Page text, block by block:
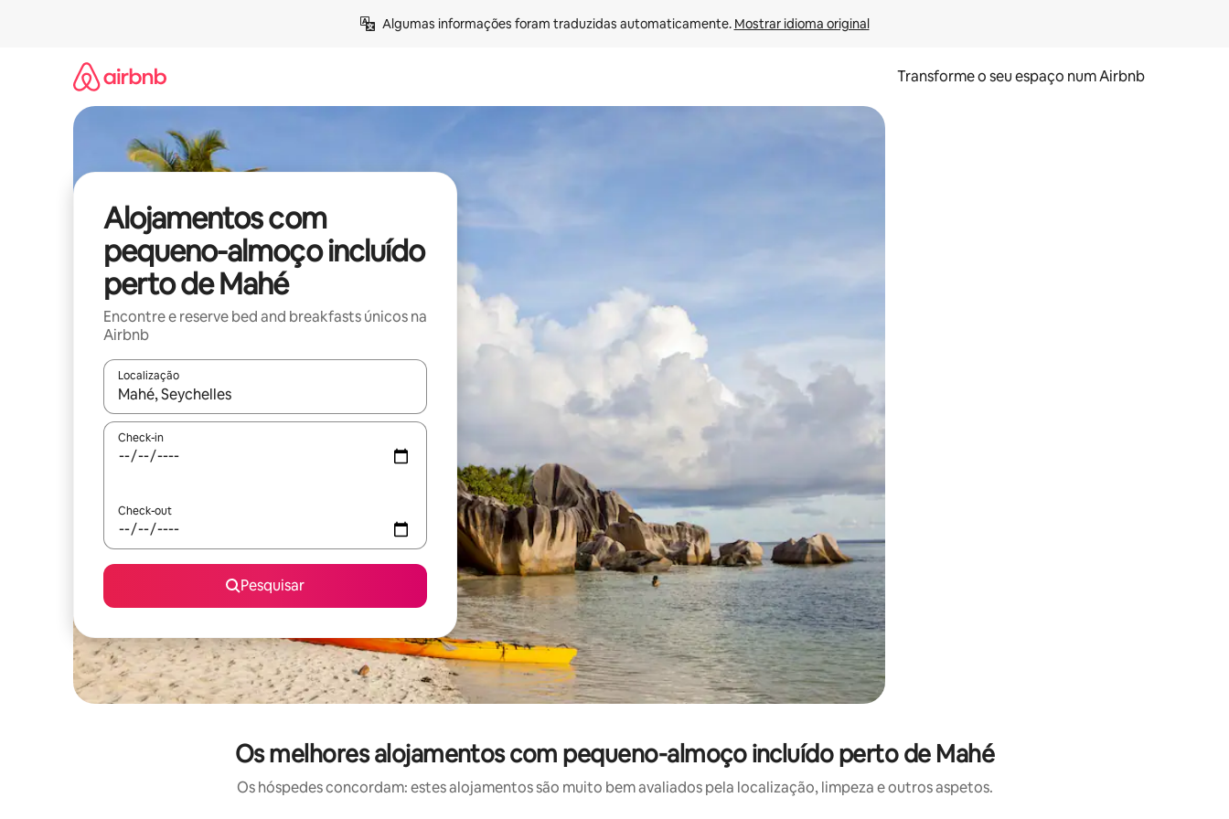
Algumas informações foram traduzidas automaticamente. Mostrar idioma original
Transforme o seu espaço num Airbnb
Alojamentos com
pequeno-almoço incluído
perto de Mahé
Encontre e reserve bed and breakfasts únicos na
Airbnb
Localização
Quando os resultados estiverem disponíveis, navegue com as teclas de seta para cima e para baixo ou explore com gestos de toque ou deslize.
Check-in
Check-out
Pesquisar
Os melhores alojamentos com pequeno-almoço incluído perto de Mahé
Os hóspedes concordam: estes alojamentos são muito bem avaliados pela localização, limpeza e outros aspetos.